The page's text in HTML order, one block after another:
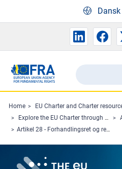
Dansk
Search
the
FRA
website
Search
Home
EU Charter and Charter
Explore the EU Charter through Charterpedia
Artikel 28 - Forhandlingsret og ret til kollektive skridt